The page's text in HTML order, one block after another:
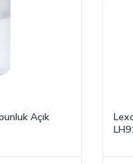
Açık